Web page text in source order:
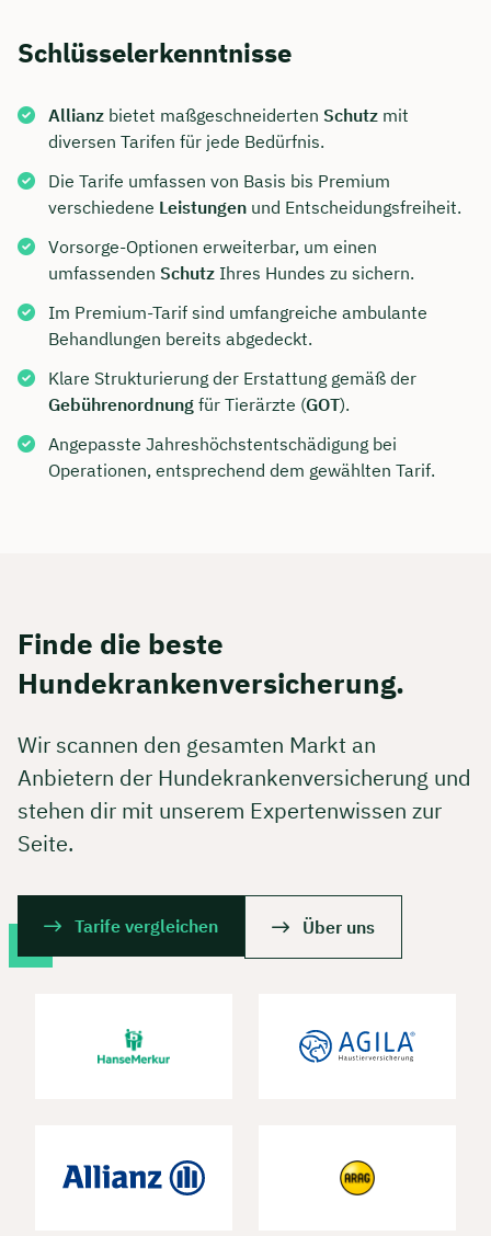
Schlüsselerkenntnisse
Allianz bietet maßgeschneiderten Schutz mit
diversen Tarifen für jede Bedürfnis.
Die Tarife umfassen von Basis bis Premium
verschiedene Leistungen und Entscheidungsfreiheit.
Vorsorge-Optionen erweiterbar, um einen
umfassenden Schutz Ihres Hundes zu sichern.
Im Premium-Tarif sind umfangreiche ambulante
Behandlungen bereits abgedeckt.
Klare Strukturierung der Erstattung gemäß der
Gebührenordnung für Tierärzte (GOT).
Angepasste Jahreshöchstentschädigung bei
Operationen, entsprechend dem gewählten Tarif.
Finde die beste
Hundekrankenversicherung.
Wir scannen den gesamten Markt an
Anbietern der Hundekrankenversicherung und
stehen dir mit unserem Expertenwissen zur
Seite.
Tarife vergleichen Über uns